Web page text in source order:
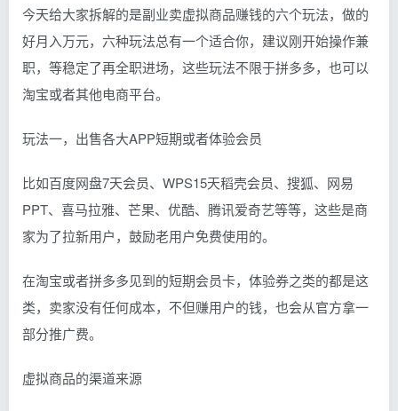
今天给大家拆解的是副业卖虚拟商品赚钱的六个玩法，做的
好月入万元，六种玩法总有一个适合你，建议刚开始操作兼
职，等稳定了再全职进场，这些玩法不限于拼多多，也可以
淘宝或者其他电商平台。
玩法一，出售各大APP短期或者体验会员
比如百度网盘7天会员、WPS15天稻壳会员、搜狐、网易
PPT、喜马拉雅、芒果、优酷、腾讯爱奇艺等等，这些是商
家为了拉新用户，鼓励老用户免费使用的。
在淘宝或者拼多多见到的短期会员卡，体验券之类的都是这
类，卖家没有任何成本，不但赚用户的钱，也会从官方拿一
部分推广费。
虚拟商品的渠道来源